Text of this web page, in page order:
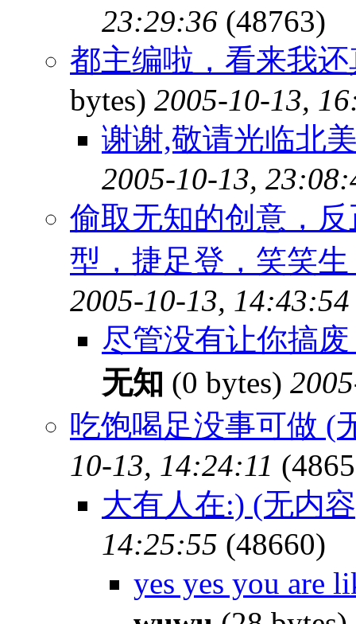
23:29:36 (48763)
都主编啦，看来我
bytes) 2005-10-13,
谢谢,敬请光临北
2005-10-13,
偷取无知的创意，
型，捷足登，笑笑
2005-10-13, 14:43:54
尽管没有让你搞
无知 (0 bytes)
吃饱喝足没事可做 (
10-13, 14:24:11
大有人在:) (无内
14:25:55 (48660)
yes yes you are